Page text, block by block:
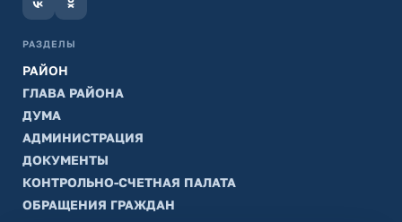
РАЗДЕЛЫ
РАЙОН
ГЛАВА РАЙОНА
ДУМА
АДМИНИСТРАЦИЯ
ДОКУМЕНТЫ
КОНТРОЛЬНО-СЧЕТНАЯ ПАЛАТА
ОБРАЩЕНИЯ ГРАЖДАН